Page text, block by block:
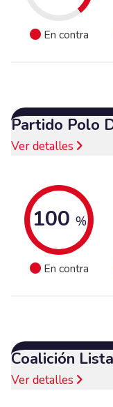
En contra
Partido Polo
Ver detalles
100 %
En contra
Coalición
Ver detalles